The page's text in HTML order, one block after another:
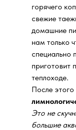
горячего
свежие
домашние
нам только
специально
приготовит
теплоходе.
После
Это не
большие